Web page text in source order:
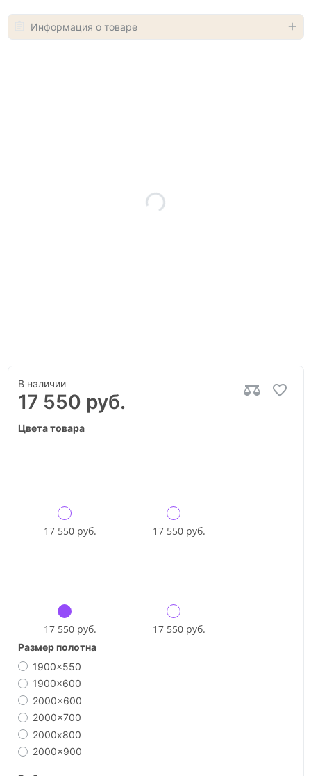
Информация о товаре
В наличии
17 550 руб.
Цвета товара
17 550 руб. 17 550 руб.
17 550 руб. 17 550 руб.
Размер полотна
1900x550
1900x600
2000x600
2000x700
2000х800
2000x900